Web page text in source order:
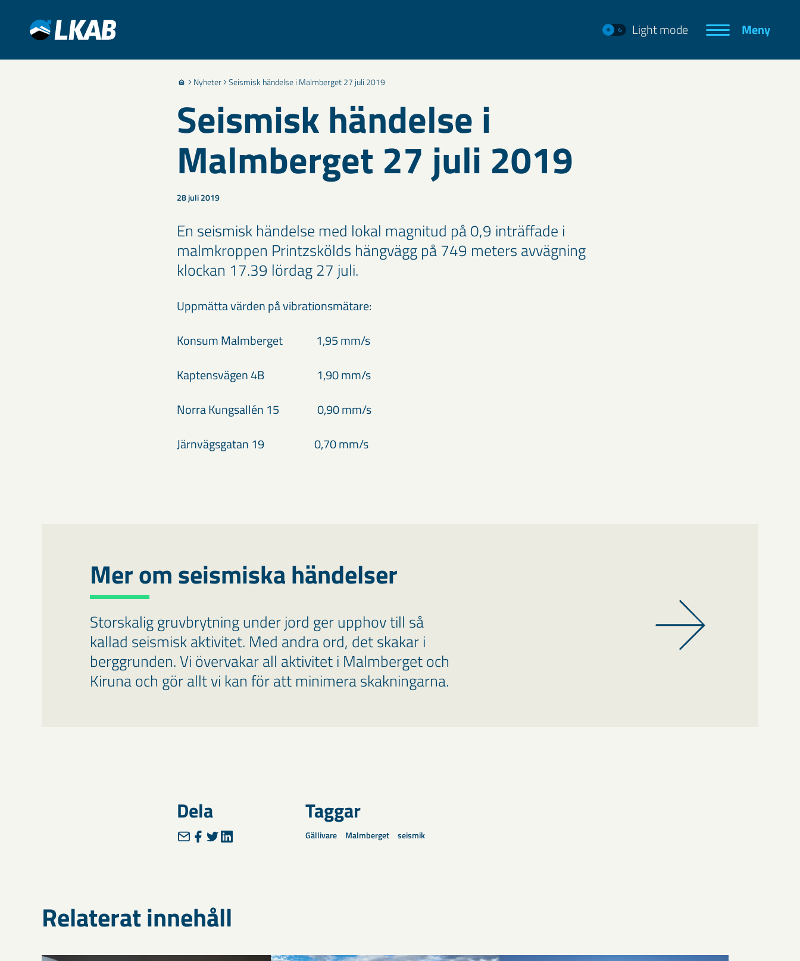
Light mode Meny
Nyheter Seismisk händelse i Malmberget 27 juli 2019
Seismisk händelse i
Malmberget 27 juli 2019
28 juli 2019
En seismisk händelse med lokal magnitud på 0,9 inträffade i
malmkroppen Printzskölds hängvägg på 749 meters avvägning
klockan 17.39 lördag 27 juli.
Uppmätta värden på vibrationsmätare:
Konsum Malmberget 1,95 mm/s
Kaptensvägen 4B 1,90 mm/s
Norra Kungsallén 15 0,90 mm/s
Järnvägsgatan 19 0,70 mm/s
Mer om seismiska händelser
Storskalig gruvbrytning under jord ger upphov till så
kallad seismisk aktivitet. Med andra ord, det skakar i
berggrunden. Vi övervakar all aktivitet i Malmberget och
Kiruna och gör allt vi kan för att minimera skakningarna.
Dela Taggar
Gällivare Malmberget seismik
Relaterat innehåll